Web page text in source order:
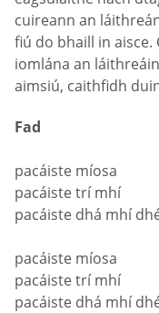
cuireann an
fiú do bhaill in aisce.
iomlána an
aimsiú, caithfidh
Fad
pacáiste míosa
pacáiste trí mhí
pacáiste dhá mhí
pacáiste míosa
pacáiste trí mhí
pacáiste dhá mhí